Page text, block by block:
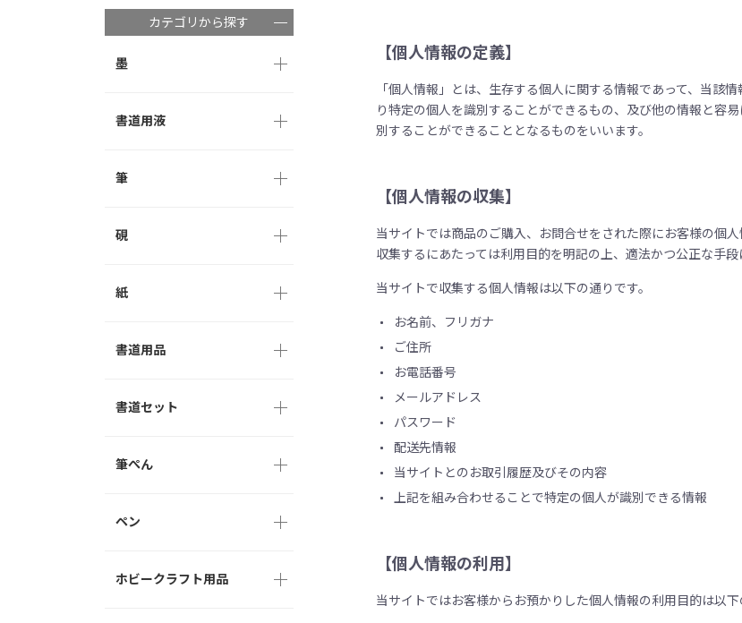
カテゴリから探す
墨
書道用液
筆
硯
紙
書道用品
書道セット
筆ぺん
ペン
ホビークラフト用品
【個人情報の定義】
「個人情報」とは、生存する個人に関する情報であって、当該
り特定の個人を識別することができるもの、及び他の情報と容
別することができることとなるものをいいます。
【個人情報の収集】
当サイトでは商品のご購入、お問合せをされた際にお客様の個人
収集するにあたっては利用目的を明記の上、適法かつ公正な手段
当サイトで収集する個人情報は以下の通りです。
お名前、フリガナ
ご住所
お電話番号
メールアドレス
パスワード
配送先情報
当サイトとのお取引履歴及びその内容
上記を組み合わせることで特定の個人が識別できる情報
【個人情報の利用】
当サイトではお客様からお預かりした個人情報の利用目的は以下